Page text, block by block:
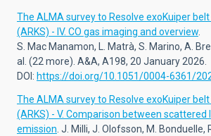
The ALMA survey to Resolve exoKuiper
(ARKS) - IV. CO gas imaging and overview
S. Mac Manamon, L. Matrà, S. Marino, A.
al. (22 more). A&A, A198, 20 January 2026.
DOI: https://doi.org/10.1051/0004-6361/
The ALMA survey to Resolve exoKuiper
(ARKS) - V. Comparison between scattered
emission . J. Milli, J. Olofsson, M. Bonduelle,